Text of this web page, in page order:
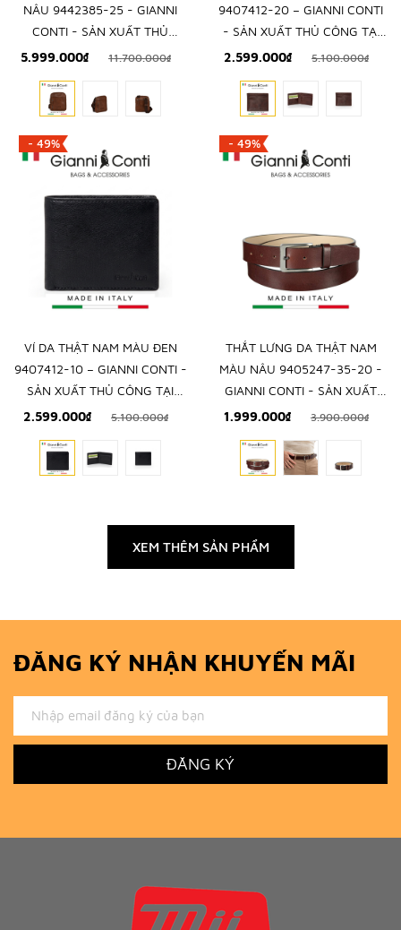
NÂU 9442385-25 - GIANNI
CONTI - SẢN XUẤT THỦ
CÔNG TẠI ITALY
5.999.000₫ 11.700.000₫
9407412-20 – GIANNI CONTI
- SẢN XUẤT THỦ CÔNG TẠI
ITALY
2.599.000₫ 5.100.000₫
- 49%
VÍ DA THẬT NAM MÀU ĐEN
9407412-10 – GIANNI CONTI -
SẢN XUẤT THỦ CÔNG TẠI
ITALY
2.599.000₫ 5.100.000₫
- 49%
THẮT LƯNG DA THẬT NAM
MÀU NÂU 9405247-35-20 -
GIANNI CONTI - SẢN XUẤT
THỦ CÔNG TỪ ITALIA
1.999.000₫ 3.900.000₫
XEM THÊM SẢN PHẨM
ĐĂNG KÝ NHẬN KHUYẾN MÃI
ĐĂNG KÝ